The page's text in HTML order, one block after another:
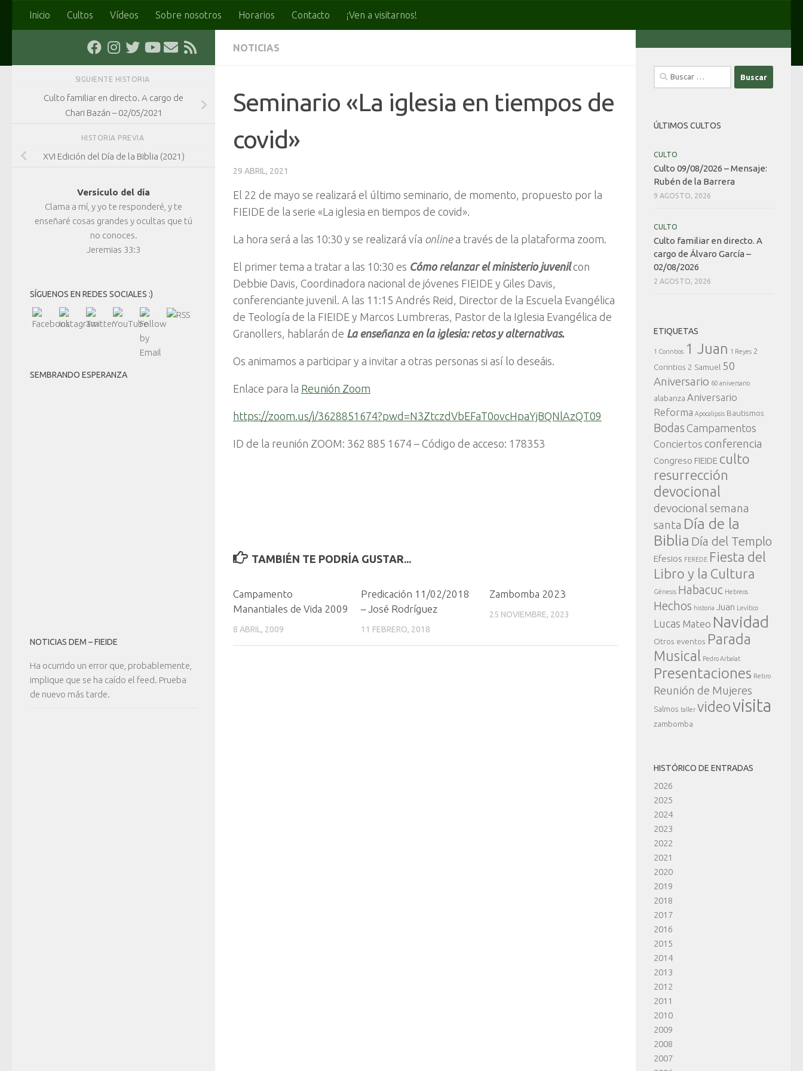
Saltar al contenido
Inicio Cultos Vídeos Sobre nosotros Horarios Contacto ¡Ven a visitarnos!
NOTICIAS
Seminario «La iglesia en tiempos de
covid»
29 ABRIL, 2021
El 22 de mayo se realizará el último seminario, de momento, propuesto por la
FIEIDE de la serie «La iglesia en tiempos de covid».
La hora será a las 10:30 y se realizará vía onlinea través de la plataforma zoom.
El primer tema a tratar a las 10:30 es Cómo relanzar el ministerio juvenilcon
Debbie Davis, Coordinadora nacional de jóvenes FIEIDE y Giles Davis,
conferenciante juvenil. A las 11:15 Andrés Reid, Director de la Escuela Evangélica
de Teología de la FIEIDE y Marcos Lumbreras, Pastor de la Iglesia Evangélica de
Granollers, hablarán de La enseñanza en la iglesia: retos y alternativas.
Os animamos a participar y a invitar a otras personas si así lo deseáis.
Enlace para la Reunión Zoom
https://zoom.us/j/3628851674?pwd=N3ZtczdVbEFaT0ovcHpaYjBQNlAzQT09
ID de la reunión ZOOM: 362 885 1674 – Código de acceso: 178353
TAMBIÉN TE PODRÍA GUSTAR...
Campamento
Manantiales de Vida 2009
8 ABRIL, 2009
Predicación 11/02/2018
– José Rodríguez
11 FEBRERO, 2018
Zambomba 2023
25 NOVIEMBRE, 2023
SIGUIENTE HISTORIA
Culto familiar en directo. A cargo de
Chari Bazán – 02/05/2021
HISTORIA PREVIA
XVI Edición del Día de la Biblia (2021)
Versículo del día
Clama a mí, y yo te responderé, y te
enseñaré cosas grandes y ocultas que tú
no conoces.
Jeremias 33:3
SÍGUENOS EN REDES SOCIALES :)
SEMBRANDO ESPERANZA
NOTICIAS DEM – FIEIDE
Ha ocurrido un error que, probablemente,
implique que se ha caído el feed. Prueba
de nuevo más tarde.
Buscar:
ÚLTIMOS CULTOS
CULTO
Culto 09/08/2026 – Mensaje:
Rubén de la Barrera
9 AGOSTO, 2026
CULTO
Culto familiar en directo. A
cargo de Álvaro García –
02/08/2026
2 AGOSTO, 2026
ETIQUETAS
1 Corintios 1 Juan 1 Reyes 2
Corintios 2 Samuel 50
Aniversario 60 aniversario
alabanza Aniversario
Reforma Apocalipsis Bautismos
Bodas Campamentos
Conciertos conferencia
Congreso FIEIDE culto
resurrección
devocional
devocional semana
santa Día de la
Biblia Día del Templo
Efesios FEREDE Fiesta del
Libro y la Cultura
Génesis Habacuc Hebreos
Hechos historia Juan Levítico
Lucas Mateo Navidad
Otros eventos Parada
Musical
Pedro Arbalat
Presentaciones Retiro
Reunión de Mujeres
Salmos taller videovisita
zambomba
HISTÓRICO DE ENTRADAS
2026
2025
2024
2023
2022
2021
2020
2019
2018
2017
2016
2015
2014
2013
2012
2011
2010
2009
2008
2007